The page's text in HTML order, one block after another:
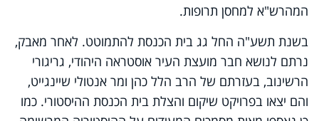
המהרש"א למחסן תרופות.
בשנת תשע"ה החל גג בית הכנסת להתמוטט. לאחר מאבק,
נרתם לנושא חבר מועצת העיר אוסטראה היהודי, גריגורי
הרשינוב, בעזרתם של הרב הלל כהן ומר אנטולי שיינגייט,
והם יצאו בפרויקט שיקום והצלת בית הכנסת ההיסטורי. כמו